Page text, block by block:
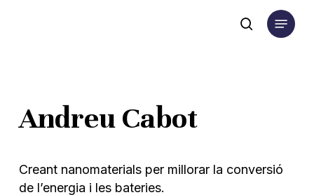
search
Menu
Andreu Cabot
Creant nanomaterials per millorar la conversió
de l’energia i les bateries.